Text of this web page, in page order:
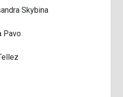
Skybina
Pavo